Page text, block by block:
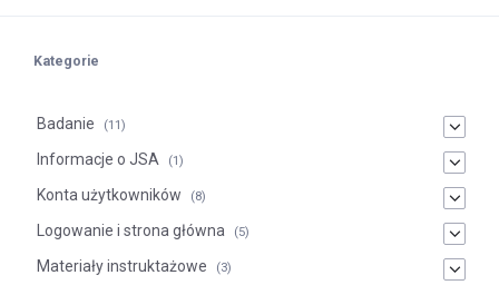
Kategorie
Badanie (11)
Informacje o JSA (1)
Konta użytkowników (8)
Logowanie i strona główna (5)
Materiały instruktażowe (3)